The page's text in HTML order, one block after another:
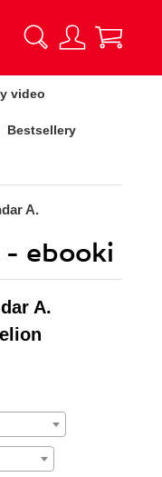
video
Bestsellery
A.
ebooki
A.